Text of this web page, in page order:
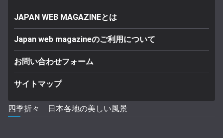
JAPAN WEB MAGAZINEとは
Japan web magazineのご利用について
お問い合わせフォーム
サイトマップ
四季折々 日本各地の美しい風景